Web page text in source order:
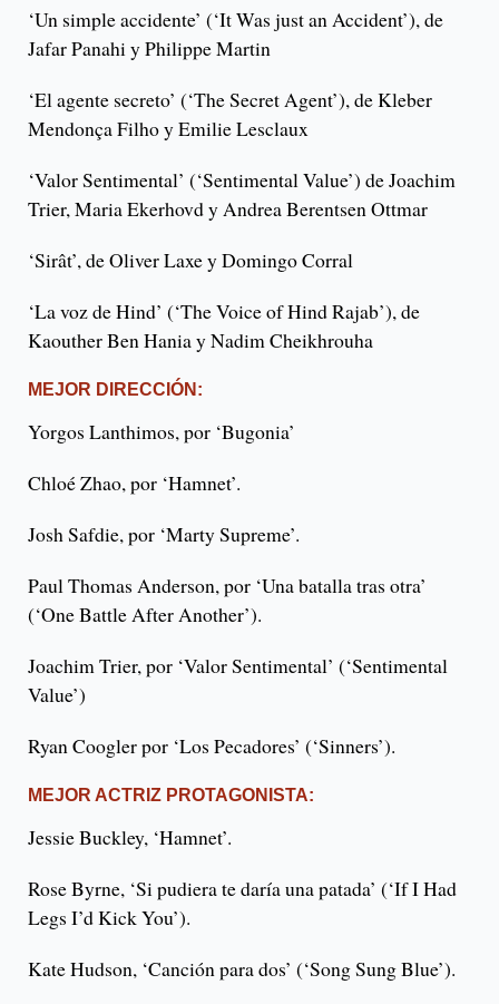
‘Un simple accidente’ (‘It Was just an Accident’), de
Jafar Panahi y Philippe Martin
‘El agente secreto’ (‘The Secret Agent’), de Kleber
Mendonça Filho y Emilie Lesclaux
‘Valor Sentimental’ (‘Sentimental Value’) de Joachim
Trier, Maria Ekerhovd y Andrea Berentsen Ottmar
‘Sirât’, de Oliver Laxe y Domingo Corral
‘La voz de Hind’ (‘The Voice of Hind Rajab’), de
Kaouther Ben Hania y Nadim Cheikhrouha
MEJOR DIRECCIÓN:
Yorgos Lanthimos, por ‘Bugonia’
Chloé Zhao, por ‘Hamnet’.
Josh Safdie, por ‘Marty Supreme’.
Paul Thomas Anderson, por ‘Una batalla tras otra’
(‘One Battle After Another’).
Joachim Trier, por ‘Valor Sentimental’ (‘Sentimental
Value’)
Ryan Coogler por ‘Los Pecadores’ (‘Sinners’).
MEJOR ACTRIZ PROTAGONISTA:
Jessie Buckley, ‘Hamnet’.
Rose Byrne, ‘Si pudiera te daría una patada’ (‘If I Had
Legs I’d Kick You’).
Kate Hudson, ‘Canción para dos’ (‘Song Sung Blue’).